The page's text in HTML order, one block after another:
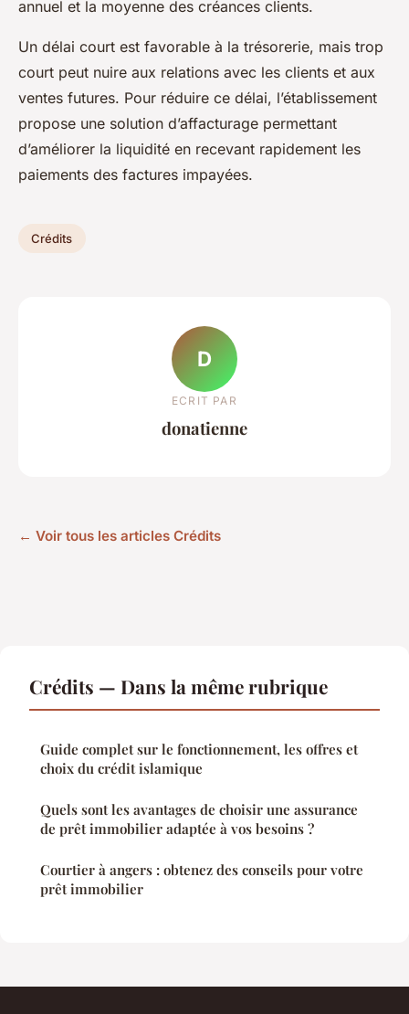
annuel et la moyenne des créances clients.
Un délai court est favorable à la trésorerie, mais trop
court peut nuire aux relations avec les clients et aux
ventes futures. Pour réduire ce délai, l’établissement
propose une solution d’affacturage permettant
d’améliorer la liquidité en recevant rapidement les
paiements des factures impayées.
Crédits
D
ECRIT PAR
donatienne
← Voir tous les articles Crédits
Crédits — Dans la même rubrique
Guide complet sur le fonctionnement, les offres et
choix du crédit islamique
Quels sont les avantages de choisir une assurance
de prêt immobilier adaptée à vos besoins ?
Courtier à angers : obtenez des conseils pour votre
prêt immobilier